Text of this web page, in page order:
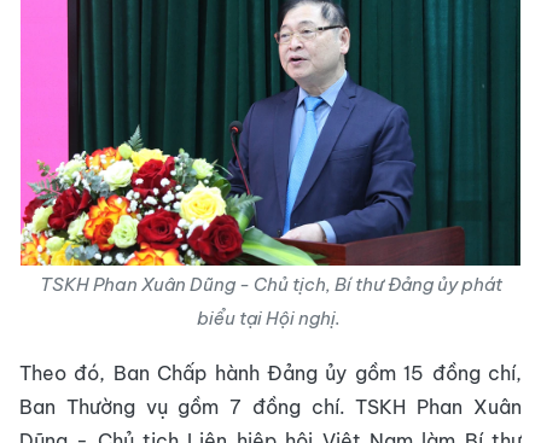
TSKH Phan Xuân Dũng - Chủ tịch, Bí thư Đảng ủy phát
biểu tại Hội nghị.
Theo đó, Ban Chấp hành Đảng ủy gồm 15 đồng chí,
Ban Thường vụ gồm 7 đồng chí. TSKH Phan Xuân